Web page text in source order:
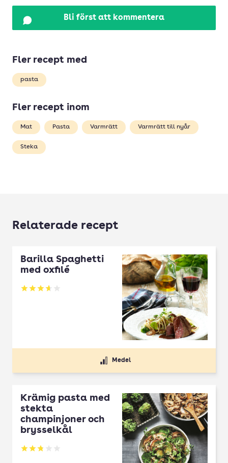
Bli först att kommentera
Fler recept med
pasta
Fler recept inom
Mat Pasta Varmrätt Varmrätt till nyår
Steka
Relaterade recept
Barilla Spaghetti
med oxfilé
Betyg: 3.67 av 5
Medel
Krämig pasta med
stekta
champinjoner och
brysselkål
Betyg: 2.78 av 5